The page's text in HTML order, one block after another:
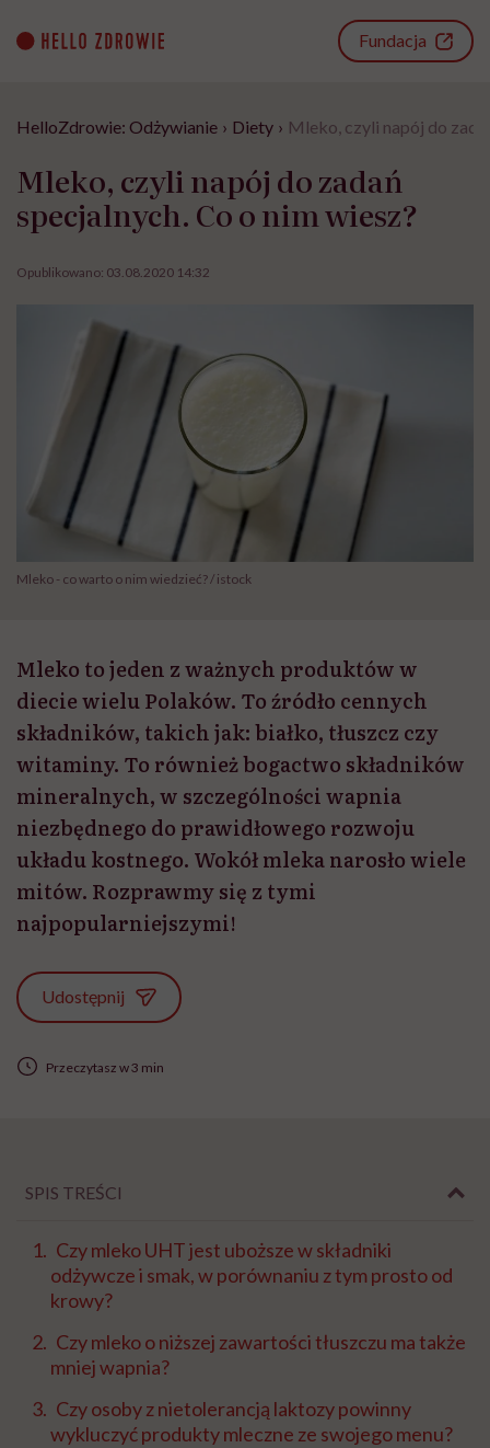
content
Fundacja
HelloZdrowie: Odżywianie › Diety › Mleko, czyli napój do
Mleko, czyli napój do zadań
specjalnych. Co o nim wiesz?
Opublikowano: 03.08.2020 14:32
Mleko - co warto o nim wiedzieć? / istock
Mleko to jeden z ważnych produktów w
diecie wielu Polaków. To źródło cennych
składników, takich jak: białko, tłuszcz czy
witaminy. To również bogactwo składników
mineralnych, w szczególności wapnia
niezbędnego do prawidłowego rozwoju
układu kostnego. Wokół mleka narosło wiele
mitów. Rozprawmy się z tymi
najpopularniejszymi!
Udostępnij
Przeczytasz w 3 min
SPIS TREŚCI
Czy mleko UHT jest uboższe w składniki
odżywcze i smak, w porównaniu z tym prosto od
krowy?
Czy mleko o niższej zawartości tłuszczu ma także
mniej wapnia?
Czy osoby z nietolerancją laktozy powinny
wykluczyć produkty mleczne ze swojego menu?